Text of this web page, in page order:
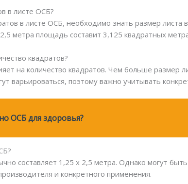
в листе ОСБ?
в листе ОСБ, необходимо знать размер
метра площадь составит 3,125 квадратных
квадратов?
на количество квадратов. Чем больше размер
варьироваться, поэтому важно учитывать
ОСБ для здоровья?
составляет 1,25 х 2,5 метра. Однако могут
и конкретного применения.